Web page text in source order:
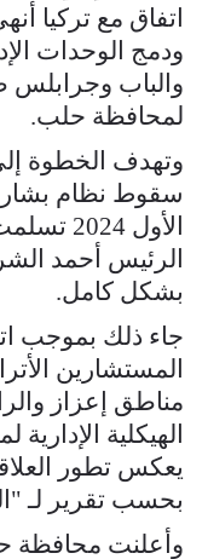
اتفاق مع تركيا
ودمج الوحدات
والباب وجرابلس
لمحافظة حلب.
وتهدف الخطوة
سقوط نظام بشار
الأول
الرئيس أحمد
بشكل كامل.
جاء ذلك بموجب
المستشارين
مناطق إعزاز
الهيكلية
يعكس تطور
بحسب تقرير لـ
وأعلنت محافظة